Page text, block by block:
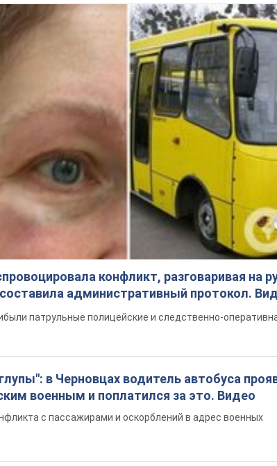
конфликт, разговаривая на
административный протокол.
патрульные полицейские и следственно-
в Черновцах водитель автобуса
военным и поплатился за это. Видео
с пассажирами и оскорблений в адрес военных